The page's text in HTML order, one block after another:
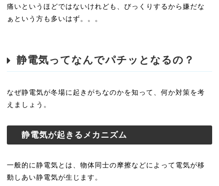
痛いというほどではないけれども、びっくりするから嫌だな
ぁという方も多いはず。。。
静電気ってなんでパチッとなるの？
なぜ静電気が冬場に起きがちなのかを知って、何か対策を考
えましょう。
静電気が起きるメカニズム
一般的に静電気とは、物体同士の摩擦などによって電気が移
動しあい静電気が生じます。